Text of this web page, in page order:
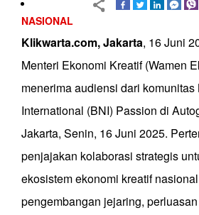
NASIONAL
Klikwarta.com, Jakarta, 16 Juni
Menteri Ekonomi Kreatif (Wamen
menerima audiensi dari
International (BNI) Passion di
Jakarta, Senin, 16 Juni 2025.
penjajakan kolaborasi strategis
ekosistem ekonomi kreatif
pengembangan jejaring,